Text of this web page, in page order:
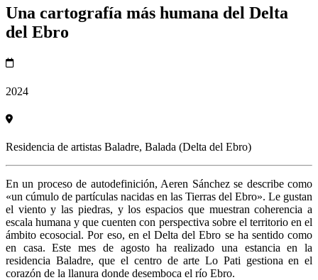
Una cartografía más humana del Delta
del Ebro
2024
Residencia de artistas Baladre, Balada (Delta del Ebro)
En un proceso de autodefinición, Aeren Sánchez se describe como
«un cúmulo de partículas nacidas en las Tierras del Ebro». Le gustan
el viento y las piedras, y los espacios que muestran coherencia a
escala humana y que cuenten con perspectiva sobre el territorio en el
ámbito ecosocial. Por eso, en el Delta del Ebro se ha sentido como
en casa. Este mes de agosto ha realizado una estancia en la
residencia Baladre, que el centro de arte Lo Pati gestiona en el
corazón de la llanura donde desemboca el río Ebro.